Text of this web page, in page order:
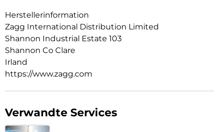
Herstellerinformation
Zagg International Distribution Limited
Shannon Industrial Estate 103
Shannon Co Clare
Irland
https://www.zagg.com
Verwandte Services